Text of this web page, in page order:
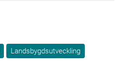
Landsbygdsutveckling